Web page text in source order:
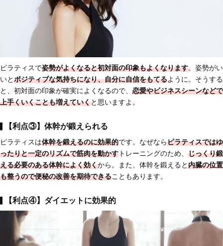
ピラティスで姿勢がよくなると初対面の印象もよくなります。姿勢がい
いとポジティブな気持ちになり、自分に自信をもてるように。そうする
と、初対面の印象が確実によくなるので、 恋愛やビジネスシーンなどで
上手くいくことも増えていくと思いますよ。
【利点③】体幹が鍛えられる
ピラティスは体幹を鍛えるのに効果的です。なぜならピラティスではゆ
ったりと一定のリズムで筋肉を動かす トレーニングのため、 じっくり鍛
える必要のある体幹によく効くから。また、体幹を鍛えると内臓の位置
も整うので便秘の改善を期待できることもあります。
【利点④】ダイエットに効果的